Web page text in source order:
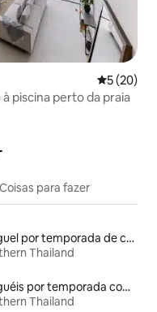
5 de uma
5 (20)
piscina perto da praia
Coisas para fazer
Aluguel por temporada de casas-barco
Thailand
Aluguéis por temporada com suítes privativas
Thailand